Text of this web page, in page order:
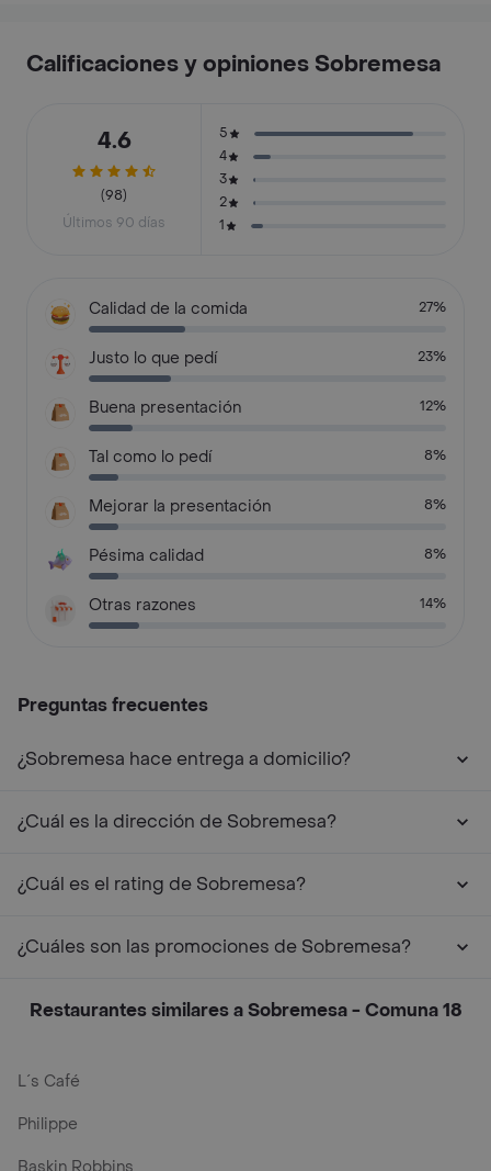
Calificaciones y opiniones Sobremesa
4.6
(98)
Últimos 90 días
5
4
3
2
1
Calidad de la comida 27%
Justo lo que pedí 23%
Buena presentación 12%
Tal como lo pedí 8%
Mejorar la presentación 8%
Pésima calidad 8%
Otras razones 14%
Preguntas frecuentes
¿Sobremesa hace entrega a domicilio?
¿Cuál es la dirección de Sobremesa?
¿Cuál es el rating de Sobremesa?
¿Cuáles son las promociones de Sobremesa?
Restaurantes similares a Sobremesa - Comuna 18
L´s Café
Philippe